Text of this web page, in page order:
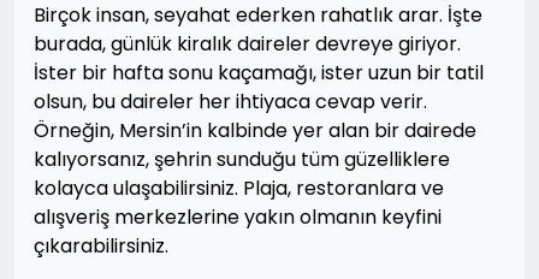
Birçok insan, seyahat ederken rahatlık arar. İşte
burada, günlük kiralık daireler devreye giriyor.
İster bir hafta sonu kaçamağı, ister uzun bir tatil
olsun, bu daireler her ihtiyaca cevap verir.
Örneğin, Mersin’in kalbinde yer alan bir dairede
kalıyorsanız, şehrin sunduğu tüm güzelliklere
kolayca ulaşabilirsiniz. Plaja, restoranlara ve
alışveriş merkezlerine yakın olmanın keyfini
çıkarabilirsiniz.